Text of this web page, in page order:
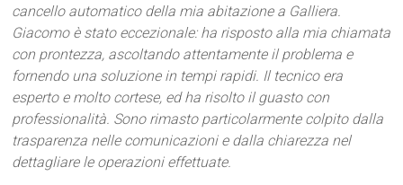
cancello automatico della mia abitazione a Galliera.
Giacomo è stato eccezionale: ha risposto alla mia chiamata
con prontezza, ascoltando attentamente il problema e
fornendo una soluzione in tempi rapidi. Il tecnico era
esperto e molto cortese, ed ha risolto il guasto con
professionalità. Sono rimasto particolarmente colpito dalla
trasparenza nelle comunicazioni e dalla chiarezza nel
dettagliare le operazioni effettuate.